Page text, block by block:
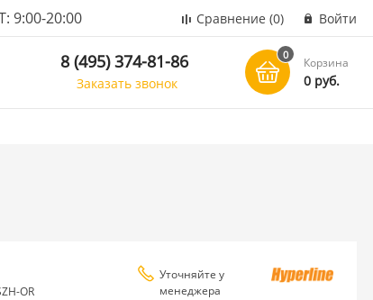
20:00 Сравнение (0) Войти
8 (495) 374-81-86
Заказать звонок
0
Корзина
0 руб.
OR
Уточняйте у
менеджера